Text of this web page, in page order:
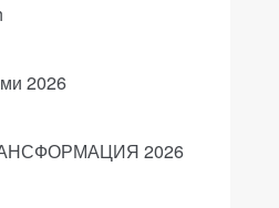
2026
2026